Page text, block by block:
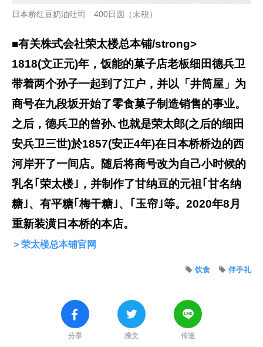
日本桥红豆奶油吐司 400日圆（未税）
■有关株式会社荣太楼总本铺/strong>
1818(文正元)年，饭能的菓子店老板细田德兵卫
带着两个孙子一起到了江户，并以「井筒屋」为
商号在九段坂开始了零食菓子制造销售的事业。
之后，德兵卫的曾孙､也就是荣太郎(之后的细田
安兵卫三世)於1857(安正4年)在日本桥桥边的西
河岸开了一间店。随后将商号改为自己小时候的
乳名｢荣太楼｣，并制作了甘纳豆的元祖｢甘名纳
糖｣、有平糖｢梅干糖｣、｢玉帘｣等。2020年8月
重新装潢日本桥的本店。
＞荣太楼总本铺官网
伴手礼
饮食
分享 推文 传送